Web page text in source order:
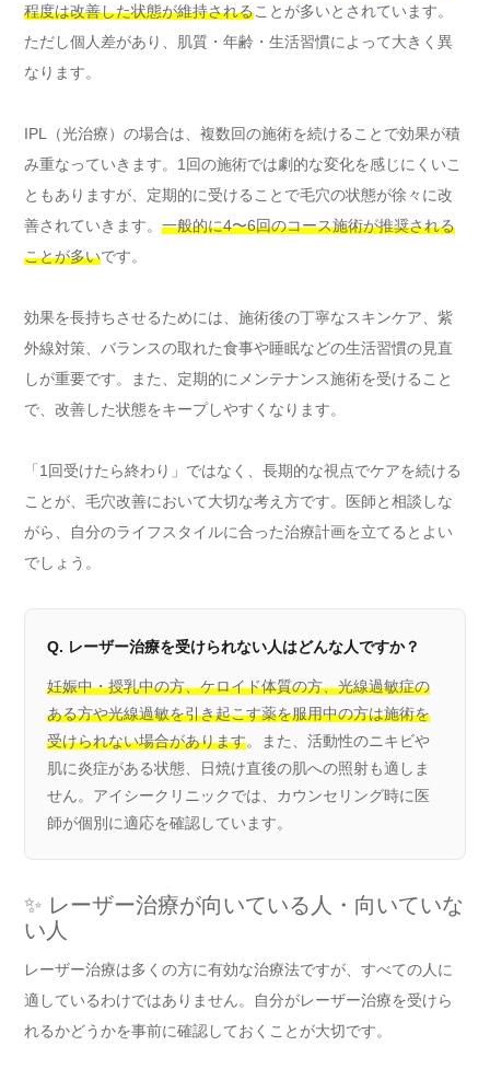
程度は改善した状態が維持されることが多いとされています。
ただし個人差があり、肌質・年齢・生活習慣によって大きく異
なります。
IPL（光治療）の場合は、複数回の施術を続けることで効果が積
み重なっていきます。1回の施術では劇的な変化を感じにくいこ
ともありますが、定期的に受けることで毛穴の状態が徐々に改
善されていきます。 一般的に4〜6回のコース施術が推奨される
ことが多いです。
効果を長持ちさせるためには、施術後の丁寧なスキンケア、紫
外線対策、バランスの取れた食事や睡眠などの生活習慣の見直
しが重要です。また、定期的にメンテナンス施術を受けること
で、改善した状態をキープしやすくなります。
「1回受けたら終わり」ではなく、長期的な視点でケアを続ける
ことが、毛穴改善において大切な考え方です。医師と相談しな
がら、自分のライフスタイルに合った治療計画を立てるとよい
でしょう。
Q. レーザー治療を受けられない人はどんな人ですか？
妊娠中・授乳中の方、ケロイド体質の方、光線過敏症の
ある方や光線過敏を引き起こす薬を服用中の方は施術を
受けられない場合があります。また、活動性のニキビや
肌に炎症がある状態、日焼け直後の肌への照射も適しま
せん。アイシークリニックでは、カウンセリング時に医
師が個別に適応を確認しています。
✨ レーザー治療が向いている人・向いていな
い人
レーザー治療は多くの方に有効な治療法ですが、すべての人に
適しているわけではありません。自分がレーザー治療を受けら
れるかどうかを事前に確認しておくことが大切です。